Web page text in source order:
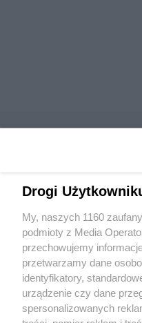
Wydawca mediów
Nie zapomnij
zapoznać się z:
polityką prywatności
Drogi
My, naszych 1160
podmioty z Media
przechowujemy
przetwarzamy dane
identyfikatory,
urządzenie czy dane
spersonalizowanych